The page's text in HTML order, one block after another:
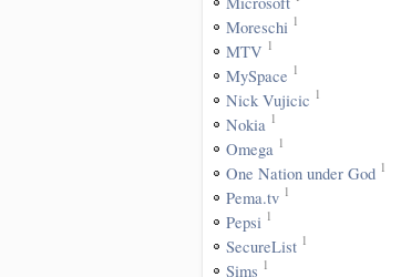
Moreschi 1
MTV 1
MySpace 1
Nick Vujicic 1
Nokia 1
Omega 1
One Nation under God 1
Pema.tv 1
Pepsi 1
SecureList 1
Sims 1